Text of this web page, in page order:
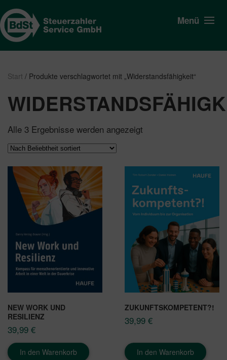
Menü
Start / Produkte verschlagwortet mit „Widerstandsfähigkeit“
Alle 3 Ergebnisse werden angezeigt
NEW WORK UND
RESILIENZ
39,99 €
In den Warenkorb
ZUKUNFTSKOMPETENT?!
39,99 €
In den Warenkorb